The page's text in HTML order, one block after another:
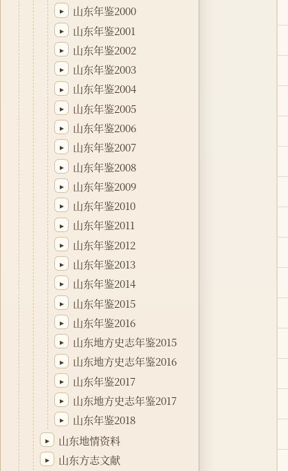
▸ 山东年鉴2000
▸ 山东年鉴2001
▸ 山东年鉴2002
▸ 山东年鉴2003
▸ 山东年鉴2004
▸ 山东年鉴2005
▸ 山东年鉴2006
▸ 山东年鉴2007
▸ 山东年鉴2008
▸ 山东年鉴2009
▸ 山东年鉴2010
▸ 山东年鉴2011
▸ 山东年鉴2012
▸ 山东年鉴2013
▸ 山东年鉴2014
▸ 山东年鉴2015
▸ 山东年鉴2016
▸ 山东地方史志年鉴2015
▸ 山东地方史志年鉴2016
▸ 山东年鉴2017
▸ 山东地方史志年鉴2017
▸ 山东年鉴2018
▸ 山东地情资料
▸ 山东方志文献